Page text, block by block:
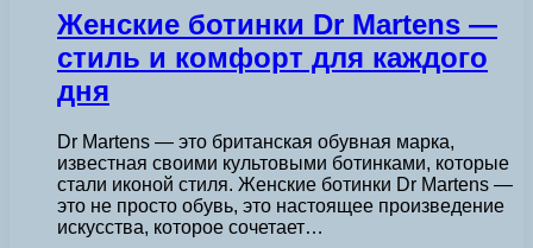
Женские ботинки Dr Martens —
стиль и комфорт для каждого
дня
Dr Martens — это британская обувная марка,
известная своими культовыми ботинками, которые
стали иконой стиля. Женские ботинки Dr Martens —
это не просто обувь, это настоящее произведение
искусства, которое сочетает…